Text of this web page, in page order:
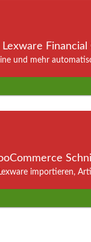
Financial
und mehr
importieren,